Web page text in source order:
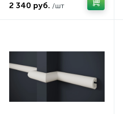
2 340 руб. /шт